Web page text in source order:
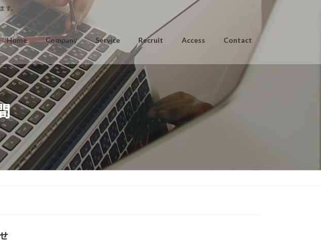
。
Home Company Service Recruit Access Contact